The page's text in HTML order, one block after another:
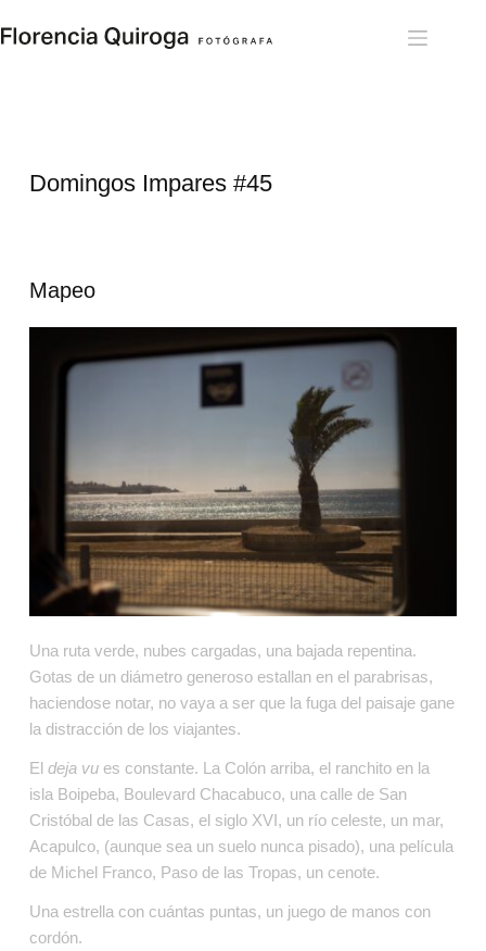
to
content
Domingos Impares #45
Mapeo
Una ruta verde, nubes cargadas, una bajada repentina.
Gotas de un diámetro generoso estallan en el parabrisas,
haciendose notar, no vaya a ser que la fuga del paisaje gane
la distracción de los viajantes.
El deja vu es constante. La Colón arriba, el ranchito en la
isla Boipeba, Boulevard Chacabuco, una calle de San
Cristóbal de las Casas, el siglo XVI, un río celeste, un mar,
Acapulco, (aunque sea un suelo nunca pisado), una película
de Michel Franco, Paso de las Tropas, un cenote.
Una estrella con cuántas puntas, un juego de manos con
cordón.